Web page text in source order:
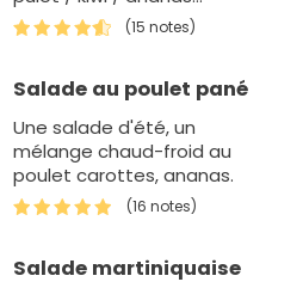
(15 notes)
Salade au poulet pané
Une salade d'été, un
mélange chaud-froid au
poulet carottes, ananas.
(16 notes)
Salade martiniquaise